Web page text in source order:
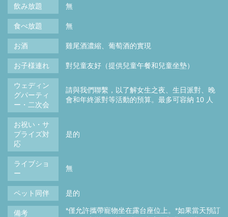
飲み放題 無
食べ放題 無
お酒 雞尾酒濃縮、葡萄酒的實現
お子様連れ 對兒童友好（提供兒童午餐和兒童坐墊）
ウェディン
グパーティ
ー・二次会
請與我們聯繫，以了解女生之夜、生日派對、晚
會和年終派對等活動的預算。最多可容納 10 人
お祝い・サ
プライズ対
応
是的
ライブショ
ー
無
ペット同伴 是的
備考
*僅允許攜帶寵物坐在露台座位上。*如果當天預訂